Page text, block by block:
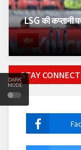
DARK
MODE
खेल
LSG की कप्तानी
STAY